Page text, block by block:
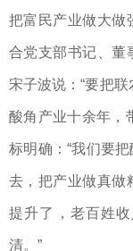
把富民产业做大做
合党支部书记、董
宋子波说：“要把
酸角产业十余年，
标明确：“我们要
去，把产业做真做
提升了，老百姓
清。”